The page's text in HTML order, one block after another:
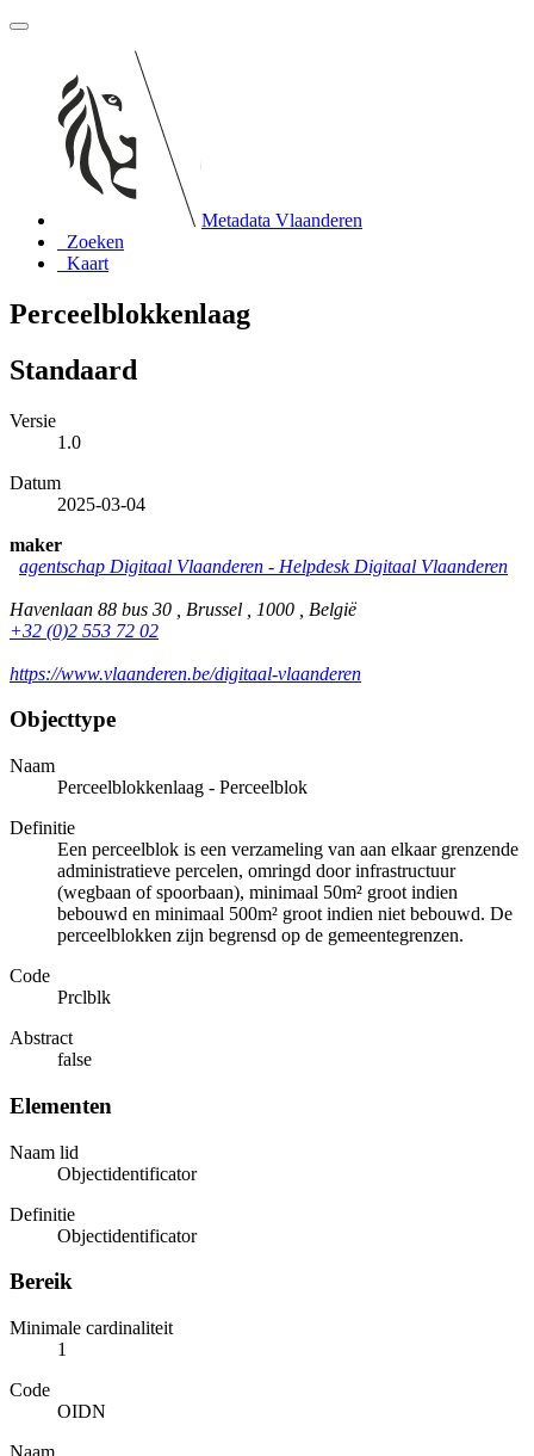
Metadata Vlaanderen
Zoeken
Kaart
Perceelblokkenlaag
Standaard
Versie
1.0
Datum
2025-03-04
maker
agentschap Digitaal Vlaanderen - Helpdesk Digitaal Vlaanderen
Havenlaan 88 bus 30 , Brussel , 1000 , België
+32 (0)2 553 72 02
https://www.vlaanderen.be/digitaal-vlaanderen
Objecttype
Naam
Perceelblokkenlaag - Perceelblok
Definitie
Een perceelblok is een verzameling van aan elkaar grenzende
administratieve percelen, omringd door infrastructuur
(wegbaan of spoorbaan), minimaal 50m² groot indien
bebouwd en minimaal 500m² groot indien niet bebouwd. De
perceelblokken zijn begrensd op de gemeentegrenzen.
Code
Prclblk
Abstract
false
Elementen
Naam lid
Objectidentificator
Definitie
Objectidentificator
Bereik
Minimale cardinaliteit
1
Code
OIDN
Naam